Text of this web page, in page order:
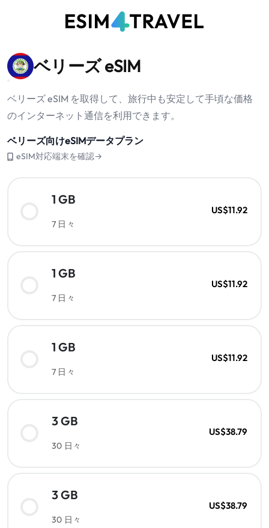
ベリーズ eSIM
ベリーズ eSIM を取得して、旅行中も安定して手頃な価格
のインターネット通信を利用できます。
ベリーズ向けeSIMデータプラン
eSIM対応端末を確認→
1 GB
7 日々
US$11.92
1 GB
7 日々
US$11.92
1 GB
7 日々
US$11.92
3 GB
30 日々
US$38.79
3 GB
30 日々
US$38.79